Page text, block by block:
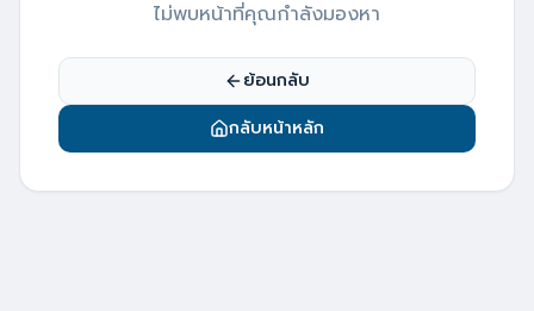
ไม่พบหน้าที่คุณกำลังมองหา
ย้อนกลับ
กลับหน้าหลัก